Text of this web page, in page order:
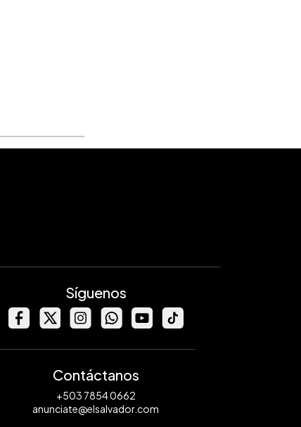
Síguenos
Contáctanos
+503 7854 0662
anunciate@elsalvador.com